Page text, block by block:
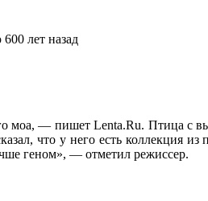
моа, — пишет Lenta.Ru. Птица с
что у него есть коллекция из
геном», — отметил режиссер.